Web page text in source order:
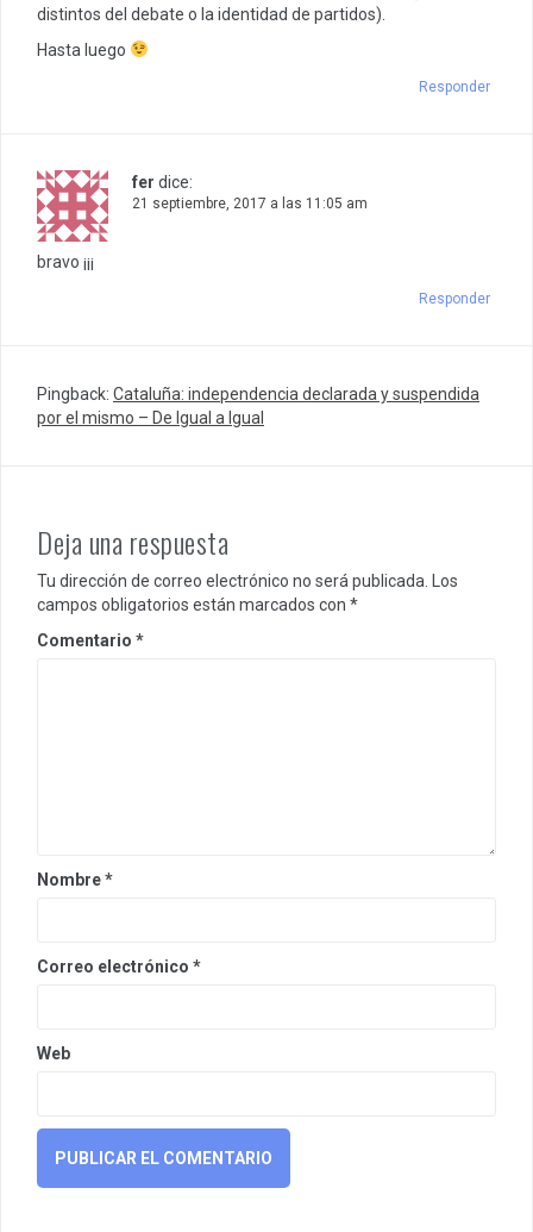
distintos del debate o la identidad de partidos).
Hasta luego
Responder
fer dice:
21 septiembre, 2017 a las 11:05 am
bravo ¡¡¡
Responder
Pingback: Cataluña: independencia declarada y suspendida
por el mismo – De Igual a Igual
Deja una respuesta
Tu dirección de correo electrónico no será publicada.
Los
campos obligatorios están marcados con *
Comentario *
Nombre*
Correo electrónico *
Web